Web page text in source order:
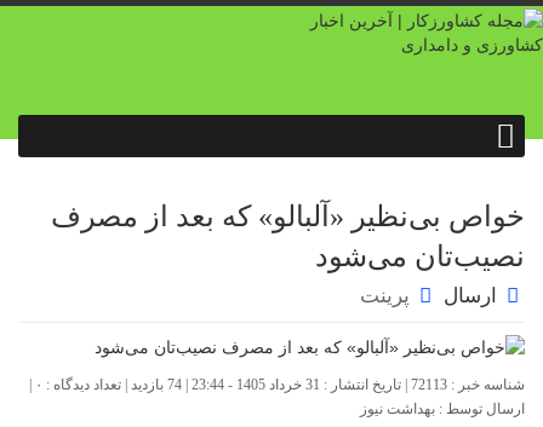
خواص بی‌نظیر «آلبالو» که بعد از مصرف
نصیب‌تان می‌شود
ارسال پرینت
شناسه خبر : 72113 | تاریخ انتشار : 31 خرداد 1405 - 23:44 | 74 بازدید | تعداد دیدگاه : ۰
ارسال توسط : بهداشت نیوز